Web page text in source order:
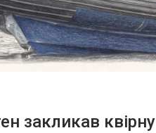
закликав квірну